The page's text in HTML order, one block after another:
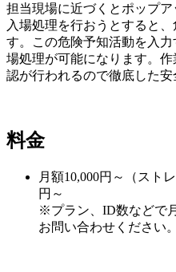
担当現場に近づくとポップア
入場処理を行おうとすると
す。この危険予知活動を入
場処理が可能になります。
認が行われるので徹底した安
料金
月額10,000円～（スト
円～
※プラン、ID数などで
お問い合わせください。